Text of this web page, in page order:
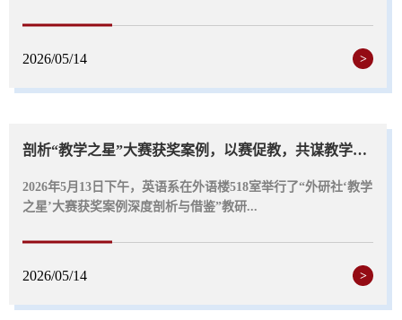
2026/05/14 >
剖析“教学之星”大赛获奖案例，以赛促教，共谋教学创新--英语系第七次基层教学组...
2026年5月13日下午，英语系在外语楼518室举行了“外研社‘教学
之星’大赛获奖案例深度剖析与借鉴”教研...
2026/05/14 >